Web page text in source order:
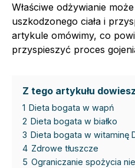
Właściwe odżywianie
uszkodzonego ciała i
artykule omówimy, co
przyspieszyć proces
Z tego artykułu
1 Dieta bogata w wapń
2 Dieta bogata w białko
3 Dieta bogata w witaminę
4 Zdrowe tłuszcze
5 Ograniczanie spożycia